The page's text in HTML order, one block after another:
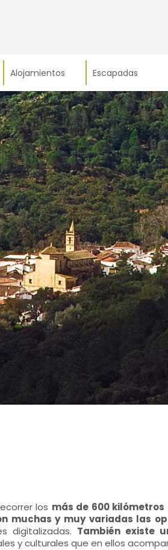
Alojamientos Escapadas
los más de 600
muchas y muy variadas las
digitalizadas. También existe
y culturales que en ellos